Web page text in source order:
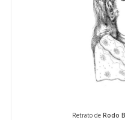
Retrato de Rodo